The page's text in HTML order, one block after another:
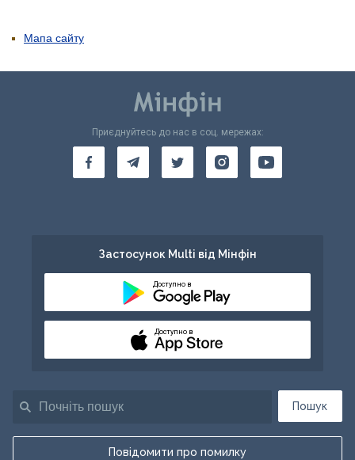
Мапа сайту
Пошук
Повідомити про помилку
Приєднуйтесь до нас в соц. мережах:
Застосунок Multi від Мінфін
Доступно в
Доступно в